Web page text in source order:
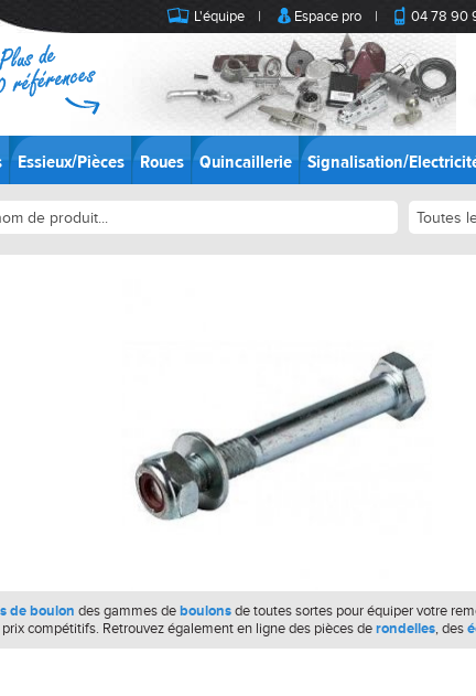
L'équipe | Espace pro | 04 78 90
Essieux/Pièces Roues Quincaillerie Signalisation/
Toutes
de boulon des gammes deboulonsde toutes sortes pour équiper votre
compétitifs. Retrouvez également en ligne des pièces derondelles, des